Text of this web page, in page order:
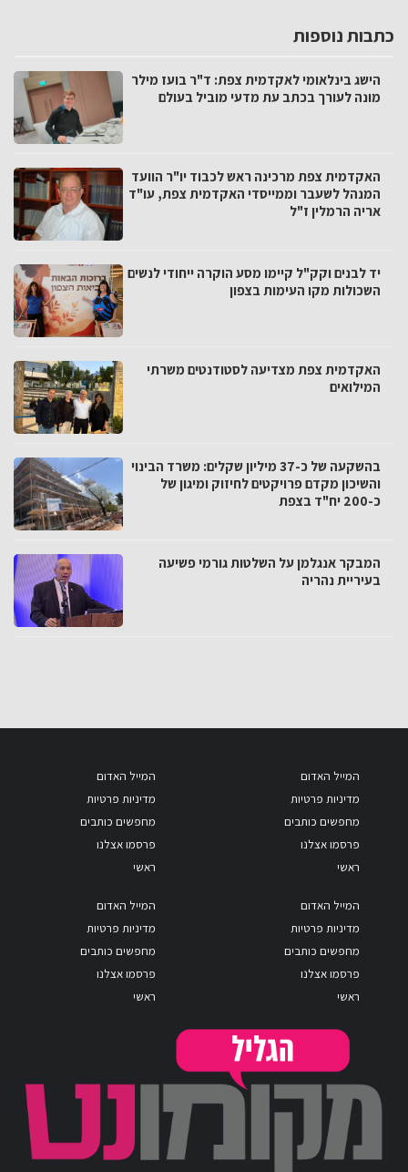
כתבות נוספות
הישג בינלאומי לאקדמית צפת: ד"ר בועז מילר
מונה לעורך בכתב עת מדעי מוביל בעולם
האקדמית צפת מרכינה ראש לכבוד יו"ר הוועד
המנהל לשעבר וממייסדי האקדמית צפת, עו"ד
אריה הרמלין ז"ל
יד לבנים וקק"ל קיימו מסע הוקרה ייחודי לנשים
השכולות מקו העימות בצפון
האקדמית צפת מצדיעה לסטודנטים משרתי
המילואים
בהשקעה של כ-37 מיליון שקלים: משרד הבינוי
והשיכון מקדם פרויקטים לחיזוק ומיגון של
כ-200 יח"ד בצפת
המבקר אנגלמן על השלטות גורמי פשיעה
בעיריית נהריה
המייל האדום
מדיניות פרטיות
מחפשים כותבים
פרסמו אצלנו
ראשי
המייל האדום
מדיניות פרטיות
מחפשים כותבים
פרסמו אצלנו
ראשי
המייל האדום
מדיניות פרטיות
מחפשים כותבים
פרסמו אצלנו
ראשי
המייל האדום
מדיניות פרטיות
מחפשים כותבים
פרסמו אצלנו
ראשי